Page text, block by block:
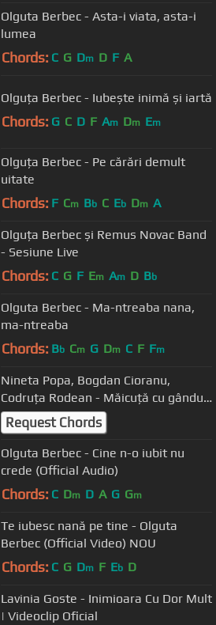
Olguta Berbec - Asta-i viata, asta-i
lumea
Chords: C G Dm D F A
Olguța Berbec - Iubește inimă și iartă
Chords: G C D F Am Dm Em
Olguța Berbec - Pe cărări demult
uitate
Chords: F Cm Bb C Eb Dm A
Olguța Berbec și Remus Novac Band
- Sesiune Live
Chords: C G F Em Am D Bb
Olguta Berbec - Ma-ntreaba nana,
ma-ntreaba
Chords: Bb Cm G Dm C F Fm
Nineta Popa, Bogdan Cioranu,
Codruța Rodean - Măicuță cu gânduri
multe
Request Chords
Olguta Berbec - Cine n-o iubit nu
crede (Official Audio)
Chords: C Dm D A G Gm
Te iubesc nană pe tine - Olguta
Berbec (Official Video) NOU
Chords: C G Dm F Eb D
Lavinia Goste - Inimioara Cu Dor Mult
| Videoclip Oficial